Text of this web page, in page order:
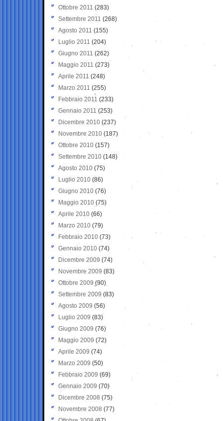
Ottobre 2011 (283)
Settembre 2011 (268)
Agosto 2011 (155)
Luglio 2011 (204)
Giugno 2011 (262)
Maggio 2011 (273)
Aprile 2011 (248)
Marzo 2011 (255)
Febbraio 2011 (233)
Gennaio 2011 (253)
Dicembre 2010 (237)
Novembre 2010 (187)
Ottobre 2010 (157)
Settembre 2010 (148)
Agosto 2010 (75)
Luglio 2010 (86)
Giugno 2010 (76)
Maggio 2010 (75)
Aprile 2010 (66)
Marzo 2010 (79)
Febbraio 2010 (73)
Gennaio 2010 (74)
Dicembre 2009 (74)
Novembre 2009 (83)
Ottobre 2009 (90)
Settembre 2009 (83)
Agosto 2009 (56)
Luglio 2009 (83)
Giugno 2009 (76)
Maggio 2009 (72)
Aprile 2009 (74)
Marzo 2009 (50)
Febbraio 2009 (69)
Gennaio 2009 (70)
Dicembre 2008 (75)
Novembre 2008 (77)